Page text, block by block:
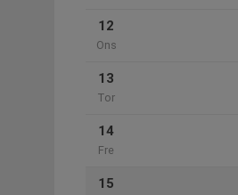
12
Ons
13
Tor
14
Fre
15